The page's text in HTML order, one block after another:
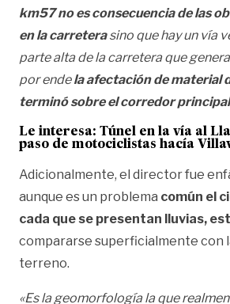
km57 no es consecuencia de las
en la carreterasino que hay un vía
parte alta de la carretera que
por endela afectación de material
terminó sobre el corredor
Le interesa: Túnel en la vía al
paso de motociclistas hacía
Adicionalmente, el director fue
aunque es un problema común el
cada que se presentan lluvias,
compararse superficialmente con
terreno.
«Es la geomorfología la que